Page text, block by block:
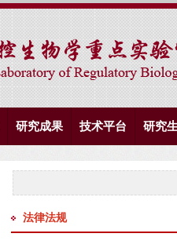
研究成果 技术平台 研究
法律法规